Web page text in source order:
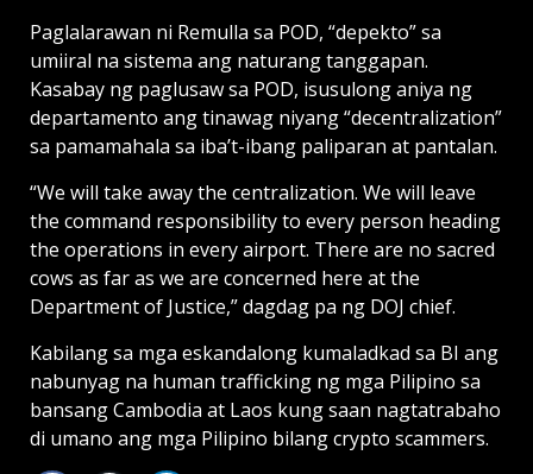
Paglalarawan ni Remulla sa POD, “depekto” sa
umiiral na sistema ang naturang tanggapan.
Kasabay ng paglusaw sa POD, isusulong aniya ng
departamento ang tinawag niyang “decentralization”
sa pamamahala sa iba’t-ibang paliparan at pantalan.
“We will take away the centralization. We will leave
the command responsibility to every person heading
the operations in every airport. There are no sacred
cows as far as we are concerned here at the
Department of Justice,” dagdag pa ng DOJ chief.
Kabilang sa mga eskandalong kumaladkad sa BI ang
nabunyag na human trafficking ng mga Pilipino sa
bansang Cambodia at Laos kung saan nagtatrabaho
di umano ang mga Pilipino bilang crypto scammers.